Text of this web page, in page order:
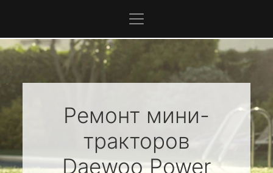
Ремонт мини-
тракторов
Daewoo Power